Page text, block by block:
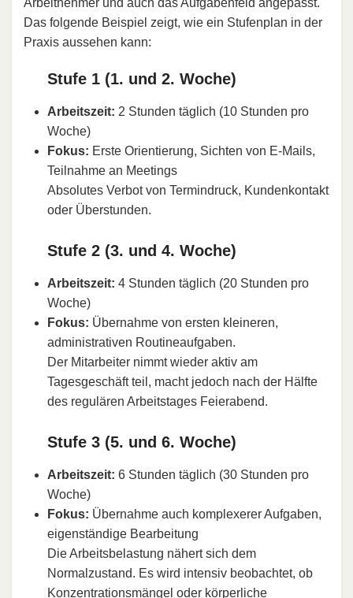
Arbeitnehmer und auch das Aufgabenfeld angepasst.
Das folgende Beispiel zeigt, wie ein Stufenplan in der
Praxis aussehen kann:
Stufe 1 (1. und 2. Woche)
Arbeitszeit: 2 Stunden täglich (10 Stunden pro
Woche)
Fokus: Erste Orientierung, Sichten von E-Mails,
Teilnahme an Meetings
Absolutes Verbot von Termindruck, Kundenkontakt
oder Überstunden.
Stufe 2 (3. und 4. Woche)
Arbeitszeit: 4 Stunden täglich (20 Stunden pro
Woche)
Fokus: Übernahme von ersten kleineren,
administrativen Routineaufgaben.
Der Mitarbeiter nimmt wieder aktiv am
Tagesgeschäft teil, macht jedoch nach der Hälfte
des regulären Arbeitstages Feierabend.
Stufe 3 (5. und 6. Woche)
Arbeitszeit: 6 Stunden täglich (30 Stunden pro
Woche)
Fokus: Übernahme auch komplexerer Aufgaben,
eigenständige Bearbeitung
Die Arbeitsbelastung nähert sich dem
Normalzustand. Es wird intensiv beobachtet, ob
Konzentrationsmängel oder körperliche